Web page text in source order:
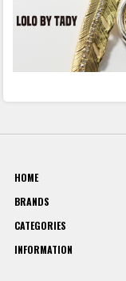
HOME
BRANDS
CATEGORIES
INFORMATION